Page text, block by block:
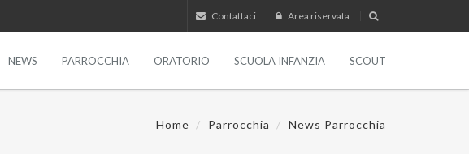
Contattaci Area riservata
NEWS PARROCCHIA ORATORIO SCUOLA INFANZIA SCOUT
Home Parrocchia News Parrocchia